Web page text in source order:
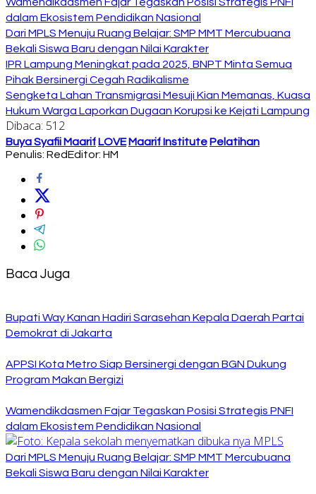
dalam Ekosistem Pendidikan Nasional
Dari MPLS Menuju Ruang Belajar: SMP MMT Mercubuana
Bekali Siswa Baru dengan Nilai Karakter
IPR Lampung Meningkat pada 2025, BNPT Minta Semua
Pihak Bersinergi Cegah Radikalisme
Sengketa Lahan Transmigrasi Mesuji Kian Memanas, Kuasa
Hukum Warga Laporkan Dugaan Korupsi ke Kejati Lampung
Dibaca: 512
Buya Syafii Maarif LOVE Maarif Institute Pelatihan
Penulis: RedEditor: HM
Baca Juga
Bupati Way Kanan Hadiri Sarasehan Kepala Daerah Partai
Demokrat di Jakarta
APPSI Kota Metro Siap Bersinergi dengan BGN Dukung
Program Makan Bergizi
Wamendikdasmen Fajar Tegaskan Posisi Strategis PNFI
dalam Ekosistem Pendidikan Nasional
Dari MPLS Menuju Ruang Belajar: SMP MMT Mercubuana
Bekali Siswa Baru dengan Nilai Karakter